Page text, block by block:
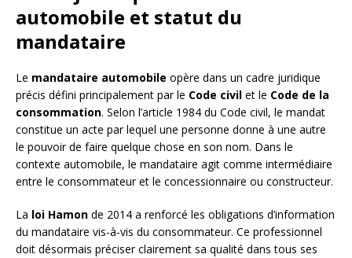
automobile et statut du
mandataire
Le mandataire automobile opère dans un cadre juridique
précis défini principalement par le Code civil et le Code de la
consommation. Selon l’article 1984 du Code civil, le mandat
constitue un acte par lequel une personne donne à une autre
le pouvoir de faire quelque chose en son nom. Dans le
contexte automobile, le mandataire agit comme intermédiaire
entre le consommateur et le concessionnaire ou constructeur.
La loi Hamon de 2014 a renforcé les obligations d’information
du mandataire vis-à-vis du consommateur. Ce professionnel
doit désormais préciser clairement sa qualité dans tous ses